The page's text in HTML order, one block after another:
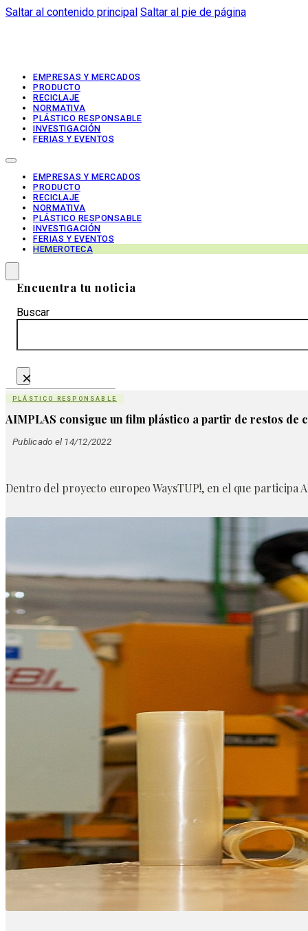
Saltar al contenido principal Saltar al pie de página
EMPRESAS Y MERCADOS
PRODUCTO
RECICLAJE
NORMATIVA
PLÁSTICO RESPONSABLE
INVESTIGACIÓN
FERIAS Y EVENTOS
EMPRESAS Y MERCADOS
PRODUCTO
RECICLAJE
NORMATIVA
PLÁSTICO RESPONSABLE
INVESTIGACIÓN
FERIAS Y EVENTOS
HEMEROTECA
Encuentra tu noticia
Buscar
×
PLÁSTICO RESPONSABLE
AIMPLAS consigue un film plástico a partir de restos de
Publicado el 14/12/2022
Dentro del proyecto europeo WaysTUP!, en el que